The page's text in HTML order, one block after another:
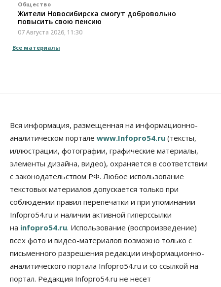
Общество
Жители Новосибирска смогут добровольно
повысить свою пенсию
07 Августа 2026, 11:30
Общество
заключили под стражу
07 Августа 2026, 10:15
Общество
Недели жары повлияли на урожай в
Новосибирской области, но режима ЧС не будет
Бизнес Право&Порядок
Предприятия Новосибирска
выстраивают системы защиты от атак БПЛА
07 Августа 2026, 09:00
Бизнес
По «Сибэлектротерму» выдали исполнительные
листы на полмиллиарда рублей
07 Августа 2026, 08:00
Все материалы
Вся информация, размещенная на информационно-
аналитическом портале www.Infopro54.ru (тексты,
иллюстрации, фотографии, графические материалы,
элементы дизайна, видео), охраняется в соответствии
с законодательством РФ. Любое использование
текстовых материалов допускается только при
соблюдении правил перепечатки и при упоминании
Infopro54.ru и наличии активной гиперссылки
на infopro54.ru. Использование (воспроизведение)
всех фото и видео-материалов возможно только с
письменного разрешения редакции информационно-
аналитического портала Infopro54.ru и со ссылкой на
портал. Редакция Infopro54.ru не несет